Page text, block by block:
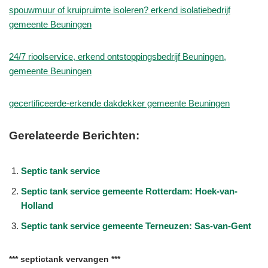
spouwmuur of kruipruimte isoleren? erkend isolatiebedrijf
gemeente Beuningen
24/7 rioolservice, erkend ontstoppingsbedrijf Beuningen,
gemeente Beuningen
gecertificeerde-erkende dakdekker gemeente Beuningen
Gerelateerde Berichten:
Septic tank service
Septic tank service gemeente Rotterdam: Hoek-van-
Holland
Septic tank service gemeente Terneuzen: Sas-van-Gent
*** septictank vervangen ***